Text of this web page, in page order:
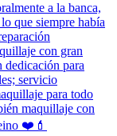
a la banca,
que siempre había
con gran
para
servicio
para todo
maquillaje con
❤️💄